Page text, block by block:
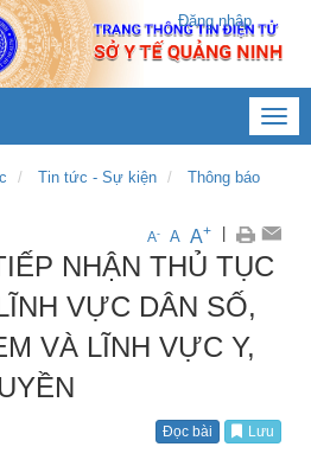
Đăng nhập
Tin tức - Sự kiện Thông báo
A- A A+
NHẬN THỦ TỤC
VỰC DÂN SỐ,
VÀ LĨNH VỰC Y,
Đọc bài Lưu